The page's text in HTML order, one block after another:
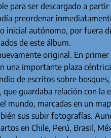
para ser descargado a
preordenar
inicial autónomo, por fuera
de este álbum.
original. En
una importante plaza
de escritos sobre
guardaba relación con
mundo, marcadas en un
sus subir fotografías.
en Chile, Perú, Brasil,